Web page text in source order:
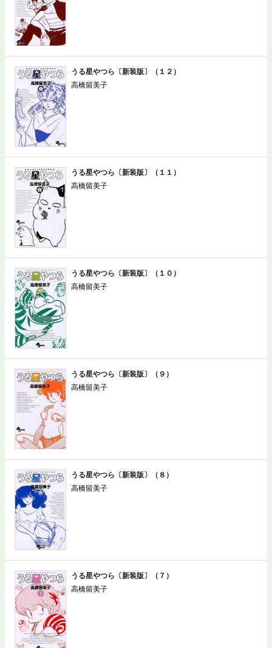
うる星やつら〔新装版〕（１２）
高橋留美子
うる星やつら〔新装版〕（１１）
高橋留美子
うる星やつら〔新装版〕（１０）
高橋留美子
うる星やつら〔新装版〕（９）
高橋留美子
うる星やつら〔新装版〕（８）
高橋留美子
うる星やつら〔新装版〕（７）
高橋留美子